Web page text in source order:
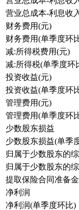
营业总成本-利息收
财务费用(元)
财务费用(单季度环
减:所得税费用(元)
减:所得税(单季度环
投资收益(元)
投资收益(单季度环
管理费用(元)
管理费用(单季度环
少数股东损益
少数股东损益(单季
归属于少数股东的
归属于少数股东的
提取保险合同准备
净利润
净利润(单季度环比)